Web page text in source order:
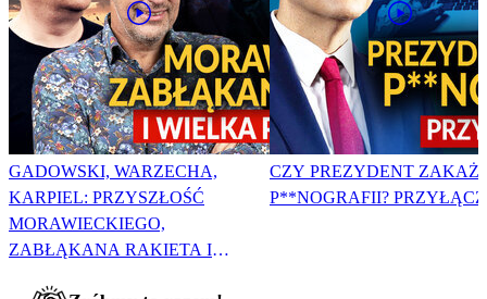
GADOWSKI, WARZECHA,
KARPIEL: PRZYSZŁOŚĆ
MORAWIECKIEGO,
ZABŁĄKANA RAKIETA I
CZY PREZYDENT
P**NOGRAFII?